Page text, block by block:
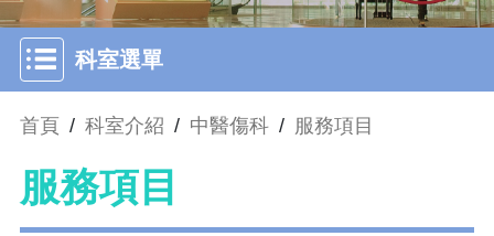
科室選單
首頁 / 科室介紹 / 中醫傷科 / 服務項目
服務項目